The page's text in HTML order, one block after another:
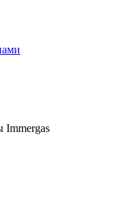
Immergas